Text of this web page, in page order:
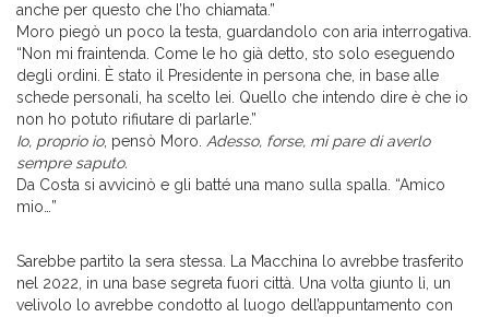
anche per questo che l’ho chiamata.”
Moro piegò un poco la testa, guardandolo con aria interrogativa.
“Non mi fraintenda. Come le ho già detto, sto solo eseguendo
degli ordini. È stato il Presidente in persona che, in base alle
schede personali, ha scelto lei. Quello che intendo dire è che io
non ho potuto rifiutare di parlarle.”
Io, proprio io, pensò Moro. Adesso, forse, mi pare di averlo
sempre saputo.
Da Costa si avvicinò e gli batté una mano sulla spalla. “Amico
mio…”
Sarebbe partito la sera stessa. La Macchina lo avrebbe trasferito
nel 2022, in una base segreta fuori città. Una volta giunto lì, un
velivolo lo avrebbe condotto al luogo dell’appuntamento con